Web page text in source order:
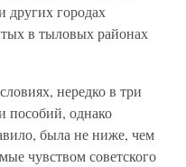
городах
в тыловых районах
нередко в три
пособий, однако
была не ниже, чем
чувством советского